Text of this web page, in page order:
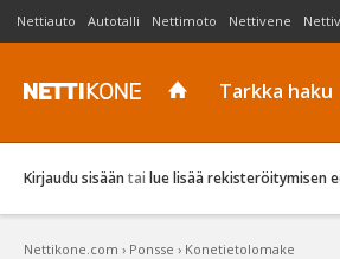
Nettiauto Autotalli Nettimoto Nettivene
Tarkka haku
Kirjaudu sisään tai lue lisää rekisteröitymisen
Nettikone.com › Ponsse › Konetietolomake